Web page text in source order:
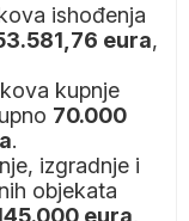
ishođenja
eura,
kupnje
70.000
.
izgradnje i
objekata
eura,